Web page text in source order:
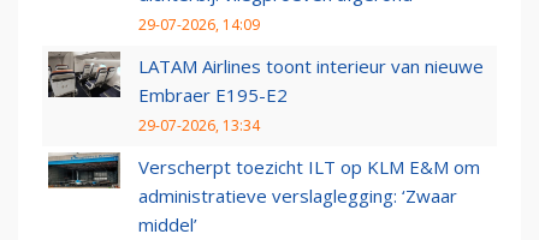
29-07-2026, 14:09
LATAM Airlines toont interieur van nieuwe
Embraer E195-E2
29-07-2026, 13:34
Verscherpt toezicht ILT op KLM E&M om
administratieve verslaglegging: ‘Zwaar
middel’